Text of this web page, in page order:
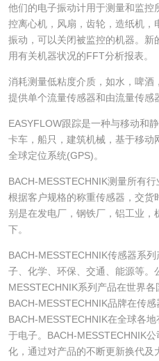
他们的电子振动计用于测量和监控
控离心机，风扇，齿轮，造纸机，
振动，可以关闭被监控的机器。新
用有关机器状况的FFT分析报表。
消耗测量低粘度介质，如水，啤酒
提供单个流量传感器和由流量传感
EASYFLOW跟踪是一种与移动和
卡车，船只，建筑机械，基于移
全球定位系统(GPS)。
BACH-MESSTECHNIK测量所有
根据客户规格的称重传感器，交
别是在发电厂，钢铁厂，铝工业
下。
BACH-MESSTECHNIK传感器系
子、化学、环保、交通、能源等。
MESSTECHNIK系列产品在世界各
BACH-MESSTECHNIK品牌在传
BACH-MESSTECHNIK在全球各
于电子。BACH-MESSTECHNIK
化，通过对产品的不断更新换代及